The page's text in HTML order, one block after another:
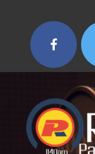
contenido